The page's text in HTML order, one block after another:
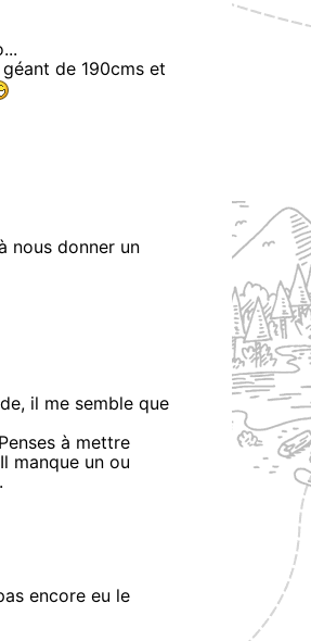
de 190cms et
nous donner un
il me semble que
à mettre
manque un ou
encore eu le